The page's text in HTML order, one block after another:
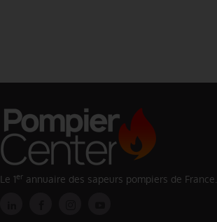
Le 1er annuaire des sapeurs pompiers de France.